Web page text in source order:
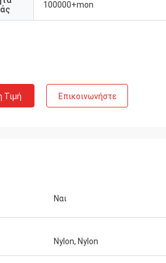
πλήρως
και
100000+mon
Τιμή Επικοινωνήστε
Ναι
Nylon, Nylon